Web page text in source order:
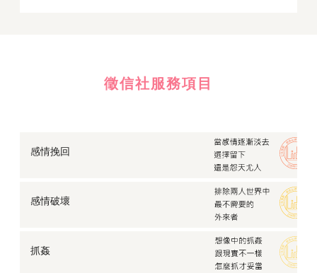
徵信社服務項目
感情挽回
感情破壞
抓姦